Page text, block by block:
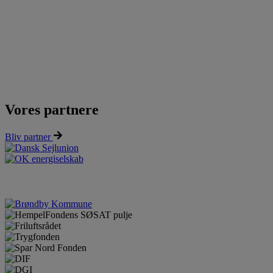
Vores partnere
Bliv partner